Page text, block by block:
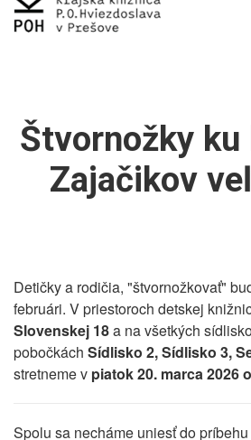
Štvornožky ku
Zajačikov
Detičky a rodičia, "štvornožkovať"
februári. V priestoroch detskej
Slovenskej 18a na všetkých
pobočkách Sídlisko 2, Sídlisko 3,
stretneme v piatok 20. marca 2026
Spolu sa necháme uniesť do príbehu